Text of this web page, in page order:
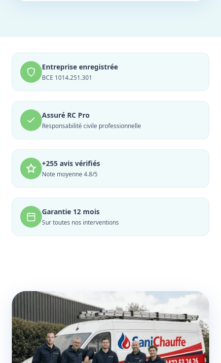
Entreprise enregistrée
BCE 1014.251.301
Assuré RC Pro
Responsabilité civile professionnelle
+255 avis vérifiés
Note moyenne 4.8/5
Garantie 12 mois
Sur toutes nos interventions